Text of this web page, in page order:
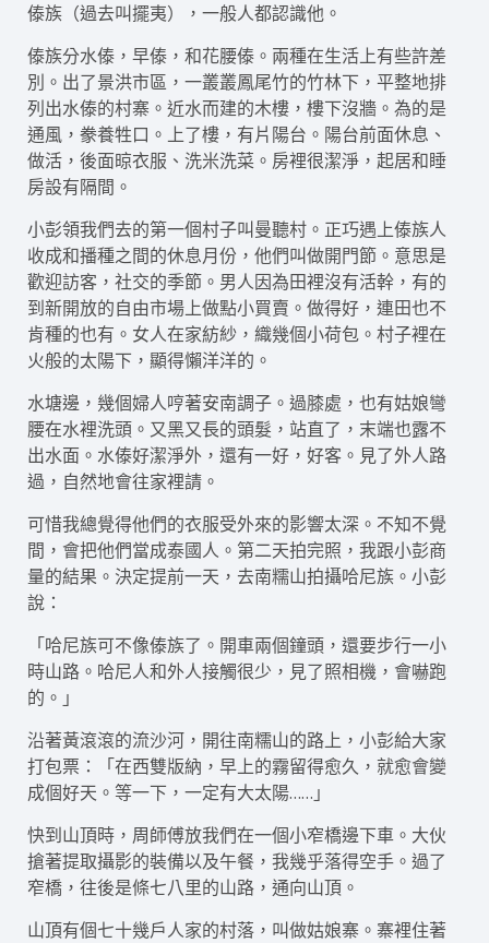
傣族（過去叫擺夷），一般人都認識他。
傣族分水傣，早傣，和花腰傣。兩種在生活上有些許差
別。出了景洪市區，一叢叢鳳尾竹的竹林下，平整地排
列出水傣的村寨。近水而建的木樓，樓下沒牆。為的是
通風，豢養牲口。上了樓，有片陽台。陽台前面休息、
做活，後面晾衣服、洗米洗菜。房裡很潔淨，起居和睡
房設有隔間。
小彭領我們去的第一個村子叫曼聽村。正巧遇上傣族人
收成和播種之間的休息月份，他們叫做開門節。意思是
歡迎訪客，社交的季節。男人因為田裡沒有活幹，有的
到新開放的自由市場上做點小買賣。做得好，連田也不
肯種的也有。女人在家紡紗，織幾個小荷包。村子裡在
火般的太陽下，顯得懶洋洋的。
水塘邊，幾個婦人哼著安南調子。過膝處，也有姑娘彎
腰在水裡洗頭。又黑又長的頭髮，站直了，末端也露不
出水面。水傣好潔淨外，還有一好，好客。見了外人路
過，自然地會往家裡請。
可惜我總覺得他們的衣服受外來的影響太深。不知不覺
間，會把他們當成泰國人。第二天拍完照，我跟小彭商
量的結果。決定提前一天，去南糯山拍攝哈尼族。小彭
說：
「哈尼族可不像傣族了。開車兩個鐘頭，還要步行一小
時山路。哈尼人和外人接觸很少，見了照相機，會嚇跑
的。」
沿著黃滾滾的流沙河，開往南糯山的路上，小彭給大家
打包票：「在西雙版納，早上的霧留得愈久，就愈會變
成個好天。等一下，一定有大太陽……」
快到山頂時，周師傅放我們在一個小窄橋邊下車。大伙
搶著提取攝影的裝備以及午餐，我幾乎落得空手。過了
窄橋，往後是條七八里的山路，通向山頂。
山頂有個七十幾戶人家的村落，叫做姑娘寨。寨裡住著